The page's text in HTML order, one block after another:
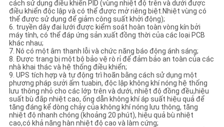
cách sử dụng điều khiển PID (vùng nhiệt độ trên và dưới được
điều khiển độc lập và có thể được mở riêng biệt.Nhiệt vùng có
thể được sử dụng để giảm công suất khởi động);
6. truyền dây đai lưới được kiểm soát hoàn toàn vòng kín bởi
máy tính, có thể đáp ứng sản xuất đồng thời của các loại PCB
khác nhau;
7. Nó có một âm thanh lỗi và chức năng báo động ánh sáng;
8. Được trang bị một bộ bảo vệ rò rỉ để đảm bảo an toàn của các
nhà khai thác và hệ thống điều khiển;
9. UPS tích hợp và tự động trì hoãn bằng cách sử dụng một
phương pháp sưởi ấm tuabin, độc lập không khí nóng hệ thống
lưu thông nhỏ cho các lớp trên và dưới, nhiệt độ đồng đều,hiệu
suất bù đắp nhiệt cao, ống dẫn không khí áp suất hiệu quả để
tăng đáng kể dòng chảy của không khí nóng lưu thông, tăng
nhiệt độ nhanh chóng (khoảng 20 phút), hiệu quả bù nhiệt
cao,có khả năng hàn nhiệt độ cao và làm cứng;